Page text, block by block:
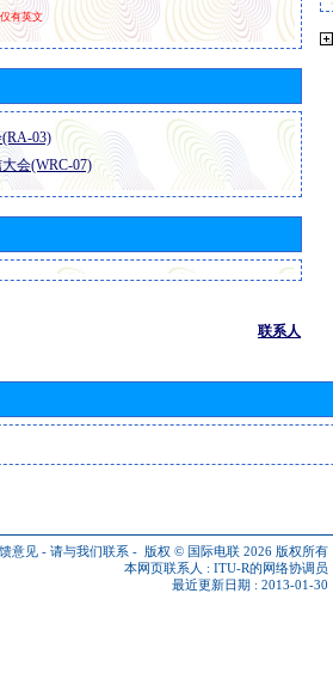
仅有英文
03)
会(WRC-07)
联系人
意见 - 请与我们联系 - 版权 © 国际电联 2026 版权所有
本网页联系人 : ITU-R的网络协调员
最近更新日期 : 2013-01-30